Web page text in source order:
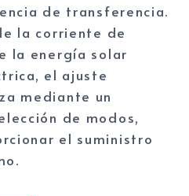
de transferencia.
la corriente de
la energía solar
el ajuste
mediante un
de modos,
el suministro